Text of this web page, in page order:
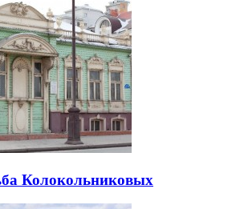
Колокольниковых